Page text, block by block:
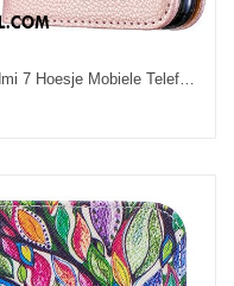
Redmi 7 Hoesje Goud Folio Rood, Redmi 7 Hoesje Mobiele Telefoon Hoes Beige